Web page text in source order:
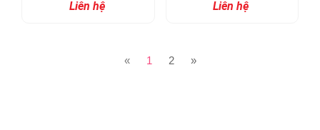
RJ45, Hỗ Trợ PoE
Liên hệ
Nghiệp Không Quản Lý 8
Liên hệ
« 1 2 »